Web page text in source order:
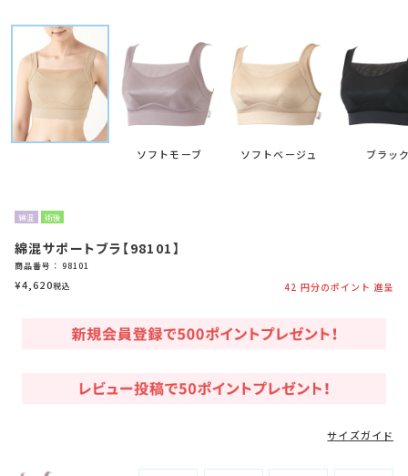
ソフトモーブ ソフトベージュ ブラッ
綿混 術後
綿混サポートブラ【98101】
商品番号 98101
¥4,620税込 42 円分のポイント 進呈
サイズガイド